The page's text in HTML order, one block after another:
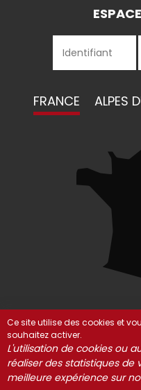
FRANCE ALPES
© Risoul 2021-2025
Ce site utilise des cookies et
souhaitez activer.
L'utilisation de cookies ou
réaliser des statistiques de
meilleure expérience sur